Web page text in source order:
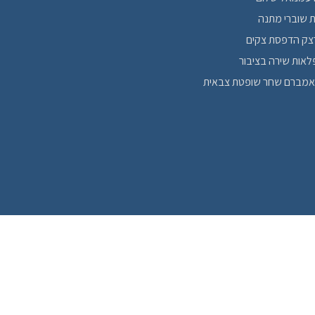
שוברי מתנה
הדפסת צקים
שירה בציבור
אמברם שחר שופטת צבאית